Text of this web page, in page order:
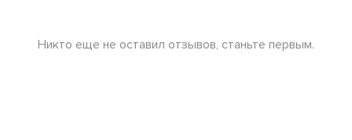
Никто еще не оставил отзывов, станьте первым.